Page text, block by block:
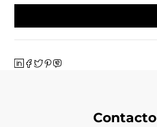
Contacto